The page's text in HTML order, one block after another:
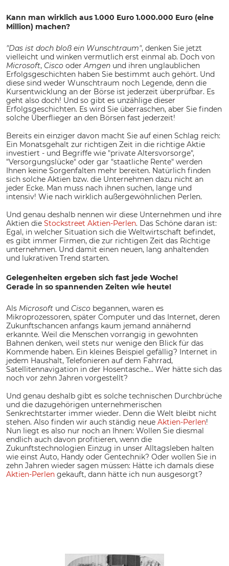
Kann man wirklich aus 1.000 Euro 1.000.000 Euro (eine
Million) machen?
"Das ist doch bloß ein Wunschtraum", denken Sie jetzt
vielleicht und winken vermutlich erst einmal ab. Doch von
Microsoft, Cisco oderAmgen und ihren unglaublichen
Erfolgsgeschichten haben Sie bestimmt auch gehört. Und
diese sind weder Wunschtraum noch Legende, denn die
Kursentwicklung an der Börse ist jederzeit überprüfbar. Es
geht also doch! Und so gibt es unzählige dieser
Erfolgsgeschichten. Es wird Sie überraschen, aber Sie finden
solche Überflieger an den Börsen fast jederzeit!
Bereits ein einziger davon macht Sie auf einen Schlag reich:
Ein Monatsgehalt zur richtigen Zeit in die richtige Aktie
investiert - und Begriffe wie "private Altersvorsorge",
"Versorgungslücke" oder gar "staatliche Rente" werden
Ihnen keine Sorgenfalten mehr bereiten. Natürlich finden
sich solche Aktien bzw. die Unternehmen dazu nicht an
jeder Ecke. Man muss nach ihnen suchen, lange und
intensiv! Wie nach wirklich außergewöhnlichen Perlen.
Und genau deshalb nennen wir diese Unternehmen und ihre
Aktien die Stockstreet Aktien-Perlen. Das Schöne daran ist:
Egal, in welcher Situation sich die Weltwirtschaft befindet,
es gibt immer Firmen, die zur richtigen Zeit das Richtige
unternehmen. Und damit einen neuen, lang anhaltenden
und lukrativen Trend starten.
Gelegenheiten ergeben sich fast jede Woche!
Gerade in so spannenden Zeiten wie heute!
Als Microsoft und Cisco begannen, waren es
Mikroprozessoren, später Computer und das Internet, deren
Zukunftschancen anfangs kaum jemand annähernd
erkannte. Weil die Menschen vorrangig in gewohnten
Bahnen denken, weil stets nur wenige den Blick für das
Kommende haben. Ein kleines Beispiel gefällig? Internet in
jedem Haushalt, Telefonieren auf dem Fahrrad,
Satellitennavigation in der Hosentasche... Wer hätte sich das
noch vor zehn Jahren vorgestellt?
Und genau deshalb gibt es solche technischen Durchbrüche
und die dazugehörigen unternehmerischen
Senkrechtstarter immer wieder. Denn die Welt bleibt nicht
stehen. Also finden wir auch ständig neue Aktien-Perlen!
Nun liegt es also nur noch an Ihnen: Wollen Sie diesmal
endlich auch davon profitieren, wenn die
Zukunftstechnologien Einzug in unser Alltagsleben halten
wie einst Auto, Handy oder Gentechnik? Oder wollen Sie in
zehn Jahren wieder sagen müssen: Hätte ich damals diese
Aktien-Perlen gekauft, dann hätte ich nun ausgesorgt?